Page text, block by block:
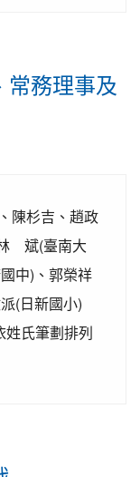
務理事及
陳杉吉、趙政
斌(臺南大
中)、郭榮祥
(日新國小)
姓氏筆劃排列